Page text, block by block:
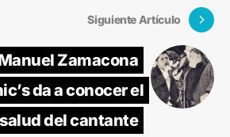
Siguiente Artículo
Zamacona
da a conocer el
del cantante